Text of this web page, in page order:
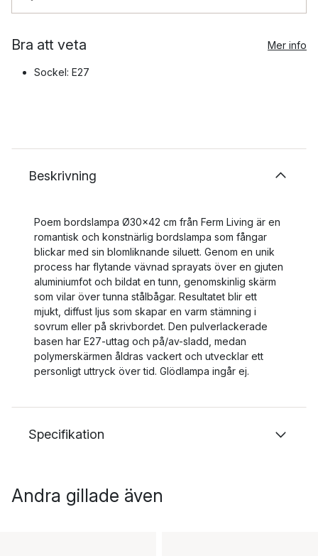
Bra att veta Mer info
Sockel: E27
Beskrivning
Poem bordslampa Ø30x42 cm från Ferm Living är en
romantisk och konstnärlig bordslampa som fångar
blickar med sin blomliknande siluett. Genom en unik
process har flytande vävnad sprayats över en gjuten
aluminiumfot och bildat en tunn, genomskinlig skärm
som vilar över tunna stålbågar. Resultatet blir ett
mjukt, diffust ljus som skapar en varm stämning i
sovrum eller på skrivbordet. Den pulverlackerade
basen har E27-uttag och på/av-sladd, medan
polymerskärmen åldras vackert och utvecklar ett
personligt uttryck över tid. Glödlampa ingår ej.
Specifikation
Andra gillade även